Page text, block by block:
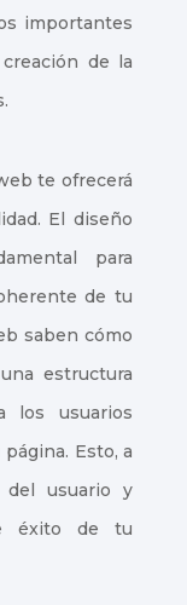
importantes
de la
te ofrecerá
El diseño
para
de tu
saben cómo
estructura
los usuarios
Esto, a
del usuario y
éxito de tu